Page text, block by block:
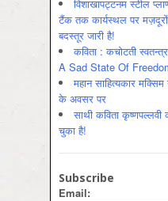
विशाखापट्टनम स्टील
टैंक तक कार्यस्थल पर
बदस्तूर जारी है!
कविता : कचोटती
A Sad State Of
महान साहित्यकार
के अवसर पर
साथी कविता
चुका है!
Subscribe
Email: